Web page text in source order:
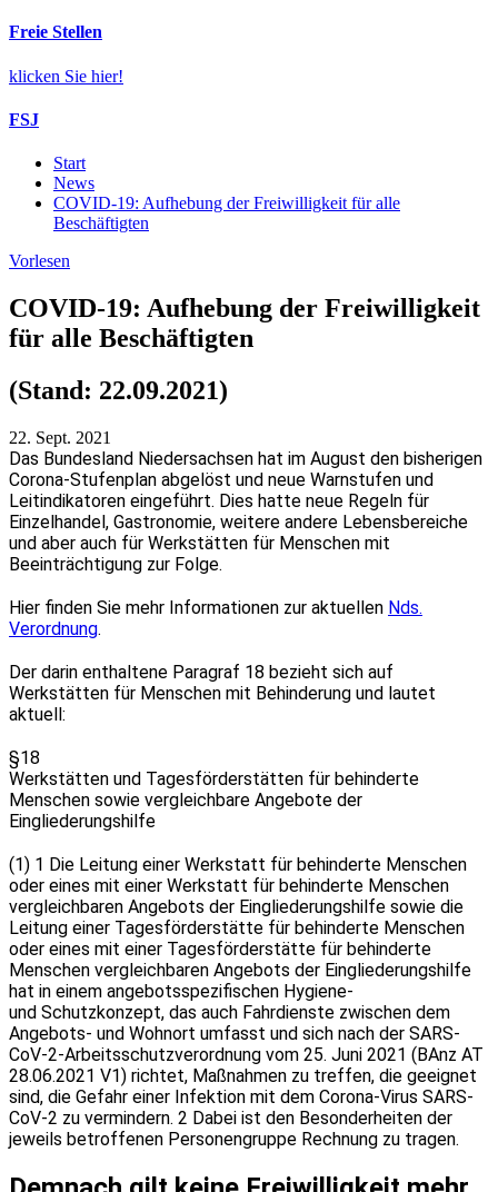
Freie Stellen
klicken Sie hier!
FSJ
Start
News
COVID-19: Aufhebung der Freiwilligkeit für alle
Beschäftigten
Vorlesen
COVID-19: Aufhebung der Freiwilligkeit
für alle Beschäftigten
(Stand: 22.09.2021)
22. Sept. 2021
Das Bundesland Niedersachsen hat im August den bisherigen
Corona-Stufenplan abgelöst und neue Warnstufen und
Leitindikatoren eingeführt. Dies hatte neue Regeln für
Einzelhandel, Gastronomie, weitere andere Lebensbereiche
und aber auch für Werkstätten für Menschen mit
Beeinträchtigung zur Folge.
Hier finden Sie mehr Informationen zur aktuellen Nds.
Verordnung.
Der darin enthaltene Paragraf 18 bezieht sich auf
Werkstätten für Menschen mit Behinderung und lautet
aktuell:
§18
Werkstätten und Tagesförderstätten für behinderte
Menschen sowie vergleichbare Angebote der
Eingliederungshilfe
(1) 1 Die Leitung einer Werkstatt für behinderte Menschen
oder eines mit einer Werkstatt für behinderte Menschen
vergleichbaren Angebots der Eingliederungshilfe sowie die
Leitung einer Tagesförderstätte für behinderte Menschen
oder eines mit einer Tagesförderstätte für behinderte
Menschen vergleichbaren Angebots der Eingliederungshilfe
hat in einem angebotsspezifischen Hygiene-
und Schutzkonzept, das auch Fahrdienste zwischen dem
Angebots- und Wohnort umfasst und sich nach der SARS-
CoV-2-Arbeitsschutzverordnung vom 25. Juni 2021 (BAnz AT
28.06.2021 V1) richtet, Maßnahmen zu treffen, die geeignet
sind, die Gefahr einer Infektion mit dem Corona-Virus SARS-
CoV-2 zu vermindern. 2 Dabei ist den Besonderheiten der
jeweils betroffenen Personengruppe Rechnung zu tragen.